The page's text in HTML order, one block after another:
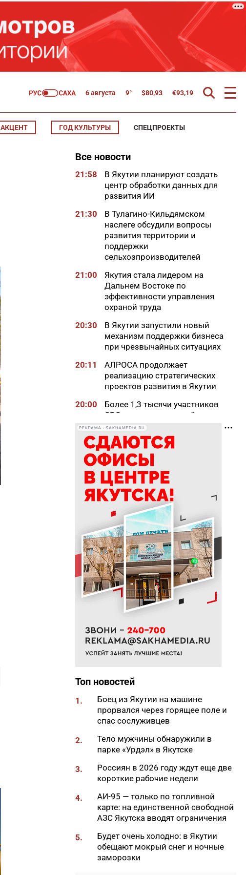
6 августа 9° $80,93 €93,19
АКЦЕНТ ГОД КУЛЬТУРЫ СПЕЦПРОЕКТЫ
Все новости
21:58
В Якутии планируют создать
центр обработки данных для
развития ИИ
21:30
В Тулагино-Кильдямском
наслеге обсудили вопросы
развития территории и
поддержки
сельхозпроизводителей
21:00
Якутия стала лидером на
Дальнем Востоке по
эффективности управления
охраной труда
20:30
В Якутии запустили новый
механизм поддержки бизнеса
при чрезвычайных ситуациях
20:11
АЛРОСА продолжает
реализацию стратегических
проектов развития в Якутии
20:00
Более 1,3 тысячи участников
СВО и членов их семей
получили земельные участки
в Якутии
19:50
76% якутян заранее
предупреждают работодателя
об увольнении
19:25
Новый аэропорт в Мирном
планируется ввести в
эксплуатацию в 2027 году
19:00
В Якутии работает пилотный
проект «Маршрут заботы» для
пациентов после выписки
18:47
В Якутии стартовал
молодежный Суглан коренных
малочисленных народов
Севера
65% от годового плана сырого
молока
спецтехники в зоне СВО
18:22
В АЗС Южной Якутии ситуация
стабилизируется
игра от якутских
разработчиков
18:01
85-квартирный дом в
Октемцах сдадут в конце
августа
Минздрав Якутии: раннее
выявление гепатита С
позволяет предотвратить
осложнения
В Таттинском районе в село
РЕКЛАМА • SAKHAMEDIA.RU
Топ новостей
1.
Боец из Якутии на машине
прорвался через горящее поле и
спас сослуживцев
2.
Тело мужчины обнаружили в
парке «Урдэл» в Якутске
3.
Россиян в 2026 году ждут еще две
короткие рабочие недели
4.
АИ-95 — только по топливной
карте: на единственной свободной
АЗС Якутска вводят ограничения
5.
Будет очень холодно: в Якутии
обещают мокрый снег и ночные
заморозки